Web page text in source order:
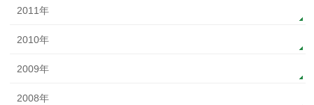
2011年
2010年
2009年
2008年